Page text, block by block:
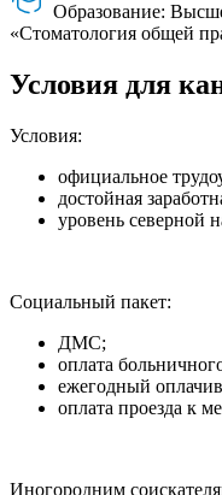
Образование:
«Стоматология общей
Условия для
Условия:
официальное
достойная
уровень северной
Социальный пакет:
ДМС;
оплата
ежегодный
оплата проезда к
Иногородним